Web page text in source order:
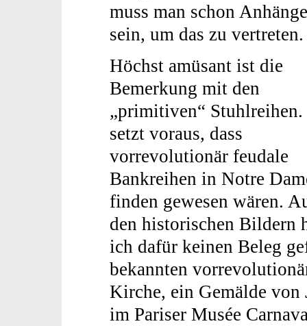
muss man schon
sein, um das zu vertreten.
Höchst amüsant ist die
Bemerkung mit den
„primitiven“ Stuhlreihen.
setzt voraus, dass
vorrevolutionär feudale
Bankreihen in Notre
finden gewesen wären.
den historischen Bildern
ich dafür keinen Beleg
bekannten
Kirche, ein Gemälde von
im Pariser Musée